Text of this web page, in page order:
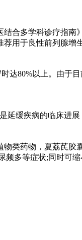
结合多学科诊疗指南
荐用于良性前列腺增
达80%以上。由于
延缓疾病的临床进
类药物，夏荔芪胶
多等症状;同时可